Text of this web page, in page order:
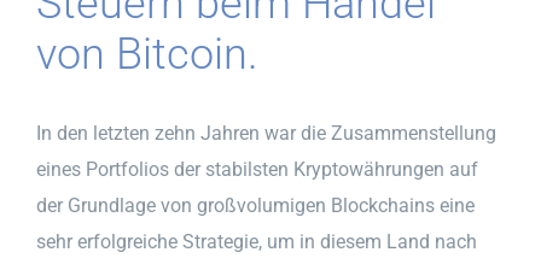
von Bitcoin.
In den letzten zehn Jahren war die Zusammenstellung
eines Portfolios der stabilsten Kryptowährungen auf
der Grundlage von großvolumigen Blockchains eine
sehr erfolgreiche Strategie, um in diesem Land nach